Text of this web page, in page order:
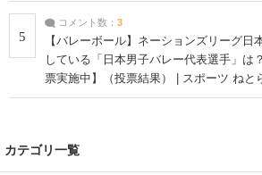
5
コメント数： 3
【バレーボール】ネーションズリーグ日
している「日本男子バレー代表選手」は
票実施中】（投票結果） | スポーツ ねと
カテゴリ一覧